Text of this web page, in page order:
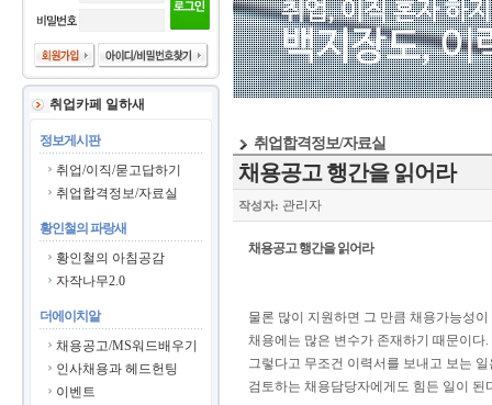
취업카페 일하새
정보게시판
취업/이직/묻고답하기
취업합격정보/자료실
황인철의 파랑새
황인철의 아침공감
자작나무2.0
더에이치알
채용공고/MS워드배우기
인사채용과 헤드헌팅
이벤트
취업합격정보/자료실
채용공고 행간을 읽어라
작성자: 관리자
채용공고 행간을 읽어라
물론 많이 지원하면 그 만큼 채용가능성
채용에는 많은 변수가 존재하기 때문이다.
그렇다고 무조건 이력서를 보내고 보는
검토하는 채용담당자에게도 힘든 일이 된